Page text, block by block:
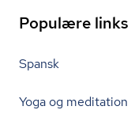
Populære links
Spansk
Yoga og meditation